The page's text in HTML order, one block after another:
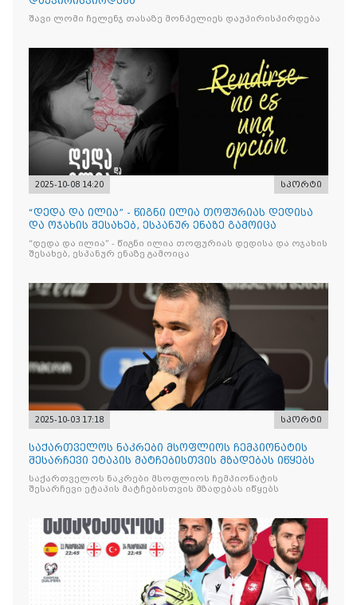
შავი ლომი ჩელენჯ თასაზე მონპელიეს დაუპირისპირდება
2025-10-08 14:20 სპორტი
“დედა და ილია” - წიგნი ილია თოფურიას დედისა
და ოჯახის შესახებ, ესპანურ ენაზე გამოიცა
“დედა და ილია” - წიგნი ილია თოფურიას დედისა და ოჯახის
შესახებ, ესპანურ ენაზე გამოიცა
2025-10-03 17:18 სპორტი
საქართველოს ნაკრები მსოფლიოს ჩემპიონატის
შესარჩევი ეტაპის მატჩებისთვის მზადებას იწყებს
საქართველოს ნაკრები მსოფლიოს ჩემპიონატის
შესარჩევი ეტაპის მატჩებისთვის მზადებას იწყებს